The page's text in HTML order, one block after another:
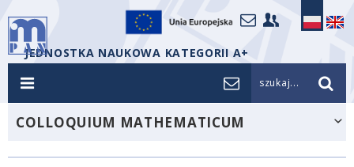
JEDNOSTKA NAUKOWA KATEGORII A+
szukaj...
COLLOQUIUM MATHEMATICUM